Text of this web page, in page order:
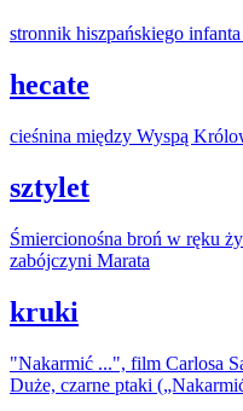
stronnik hiszpańskiego
hecate
cieśnina między Wyspą
sztylet
Śmiercionośna broń w ręku
zabójczyni Marata
kruki
"Nakarmić ...", film Carlosa
Duże, czarne ptaki